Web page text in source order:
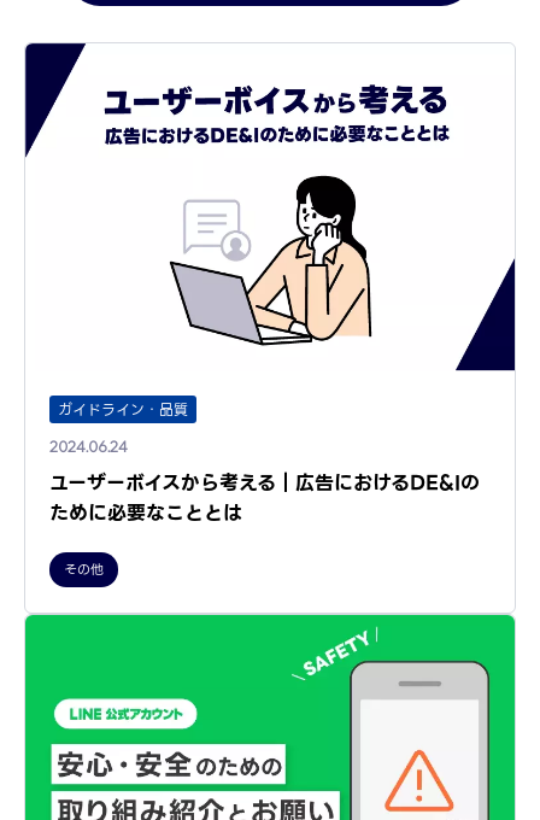
ガイドライン・品質
2024.06.24
ユーザーボイスから考える｜広告におけるDE&Iの
ために必要なこととは
その他